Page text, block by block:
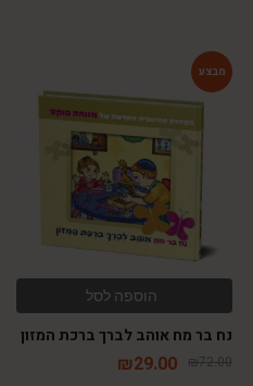
הוספה לסל
נח בר מח אוהב לברך ברכת המזון
₪72.00
₪29.00